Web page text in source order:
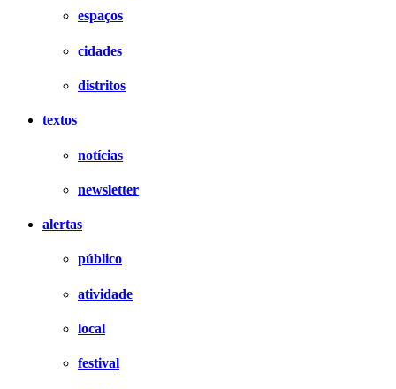
espaços
cidades
distritos
textos
notícias
newsletter
alertas
público
atividade
local
festival